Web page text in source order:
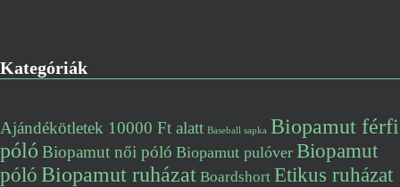
Kategóriák
Ajándékötletek 10000 Ft alatt Baseball sapka Biopamut férfi
póló Biopamut női póló Biopamut pulóver Biopamut
pólóBiopamut ruházat Boardshort Etikus ruházat